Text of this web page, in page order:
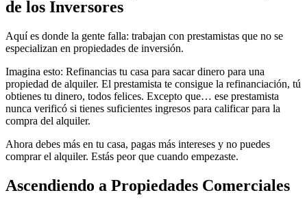
de los Inversores
Aquí es donde la gente falla: trabajan con prestamistas que no se
especializan en propiedades de inversión.
Imagina esto: Refinancias tu casa para sacar dinero para una
propiedad de alquiler. El prestamista te consigue la refinanciación, tú
obtienes tu dinero, todos felices. Excepto que… ese prestamista
nunca verificó si tienes suficientes ingresos para calificar para la
compra del alquiler.
Ahora debes más en tu casa, pagas más intereses y no puedes
comprar el alquiler. Estás peor que cuando empezaste.
Ascendiendo a Propiedades Comerciales